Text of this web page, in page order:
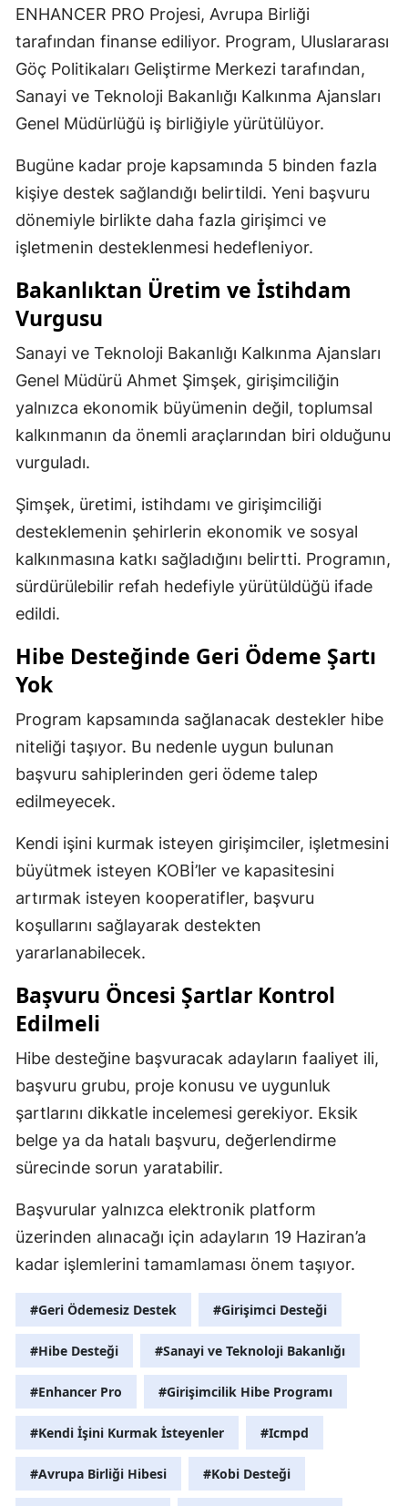
ENHANCER PRO Projesi, Avrupa Birliği
tarafından finanse ediliyor. Program, Uluslararası
Göç Politikaları Geliştirme Merkezi tarafından,
Sanayi ve Teknoloji Bakanlığı Kalkınma Ajansları
Genel Müdürlüğü iş birliğiyle yürütülüyor.
Bugüne kadar proje kapsamında 5 binden fazla
kişiye destek sağlandığı belirtildi. Yeni başvuru
dönemiyle birlikte daha fazla girişimci ve
işletmenin desteklenmesi hedefleniyor.
Bakanlıktan Üretim ve İstihdam
Vurgusu
Sanayi ve Teknoloji Bakanlığı Kalkınma Ajansları
Genel Müdürü Ahmet Şimşek, girişimciliğin
yalnızca ekonomik büyümenin değil, toplumsal
kalkınmanın da önemli araçlarından biri olduğunu
vurguladı.
Şimşek, üretimi, istihdamı ve girişimciliği
desteklemenin şehirlerin ekonomik ve sosyal
kalkınmasına katkı sağladığını belirtti. Programın,
sürdürülebilir refah hedefiyle yürütüldüğü ifade
edildi.
Hibe Desteğinde Geri Ödeme Şartı
Yok
Program kapsamında sağlanacak destekler hibe
niteliği taşıyor. Bu nedenle uygun bulunan
başvuru sahiplerinden geri ödeme talep
edilmeyecek.
Kendi işini kurmak isteyen girişimciler, işletmesini
büyütmek isteyen KOBİ’ler ve kapasitesini
artırmak isteyen kooperatifler, başvuru
koşullarını sağlayarak destekten
yararlanabilecek.
Başvuru Öncesi Şartlar Kontrol
Edilmeli
Hibe desteğine başvuracak adayların faaliyet ili,
başvuru grubu, proje konusu ve uygunluk
şartlarını dikkatle incelemesi gerekiyor. Eksik
belge ya da hatalı başvuru, değerlendirme
sürecinde sorun yaratabilir.
Başvurular yalnızca elektronik platform
üzerinden alınacağı için adayların 19 Haziran’a
kadar işlemlerini tamamlaması önem taşıyor.
#Geri Ödemesiz Destek #Girişimci Desteği
#Hibe Desteği #Sanayi ve Teknoloji Bakanlığı
#Enhancer Pro #Girişimcilik Hibe Programı
#Kendi İşini Kurmak İsteyenler #Icmpd
#Avrupa Birliği Hibesi #Kobi Desteği